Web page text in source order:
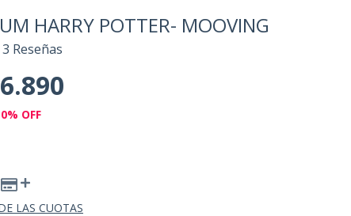
HARRY POTTER- MOOVING
3 Reseñas
% OFF
LAS CUOTAS